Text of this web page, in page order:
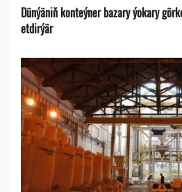
Dünýäniň konteýner bazary ýokary
etdirýär